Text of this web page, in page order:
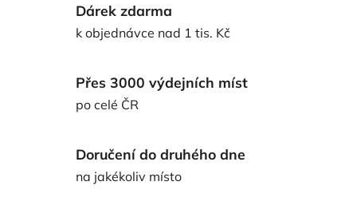
Dárek zdarma
k objednávce nad 1 tis. Kč
Přes 3000 výdejních míst
po celé ČR
Doručení do druhého dne
na jakékoliv místo